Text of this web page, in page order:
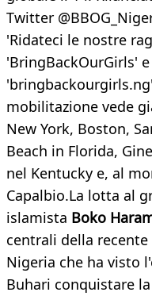
Twitter
'Ridateci le nostre
'BringBackOurGirls'
mobilitazione vede
New York, Boston,
Beach in Florida,
nel Kentucky e, al
Capalbio.La lotta al
islamista Boko
centrali della
Nigeria che ha visto
Buhari conquistare